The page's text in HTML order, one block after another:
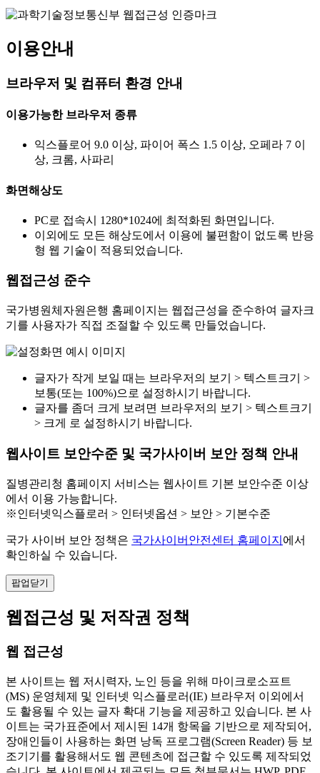
이용안내
브라우저 및 컴퓨터 환경 안내
이용가능한 브라우저 종류
익스플로어 9.0 이상, 파이어 폭스 1.5 이상, 오페라 7 이
상, 크롬, 사파리
화면해상도
PC로 접속시 1280*1024에 최적화된 화면입니다.
이외에도 모든 해상도에서 이용에 불편함이 없도록 반응
형 웹 기술이 적용되었습니다.
웹접근성 준수
국가병원체자원은행 홈페이지는 웹접근성을 준수하여 글자크
기를 사용자가 직접 조절할 수 있도록 만들었습니다.
글자가 작게 보일 때는 브라우저의 보기 > 텍스트크기 >
보통(또는 100%)으로 설정하시기 바랍니다.
글자를 좀더 크게 보려면 브라우저의 보기 > 텍스트크기
> 크게 로 설정하시기 바랍니다.
웹사이트 보안수준 및 국가사이버 보안 정책 안내
질병관리청 홈페이지 서비스는 웹사이트 기본 보안수준 이상
에서 이용 가능합니다.
※인터넷익스플로러 > 인터넷옵션 > 보안 > 기본수준
국가 사이버 보안 정책은 국가사이버안전센터 홈페이지 에서
확인하실 수 있습니다.
팝업닫기
웹접근성 및 저작권 정책
웹 접근성
본 사이트는 웹 저시력자, 노인 등을 위해 마이크로소프트
(MS) 운영체제 및 인터넷 익스플로러(IE) 브라우저 이외에서
도 활용될 수 있는 글자 확대 기능을 제공하고 있습니다. 본 사
이트는 국가표준에서 제시된 14개 항목을 기반으로 제작되어,
장애인들이 사용하는 화면 낭독 프로그램(Screen Reader) 등 보
조기기를 활용해서도 웹 콘텐츠에 접근할 수 있도록 제작되었